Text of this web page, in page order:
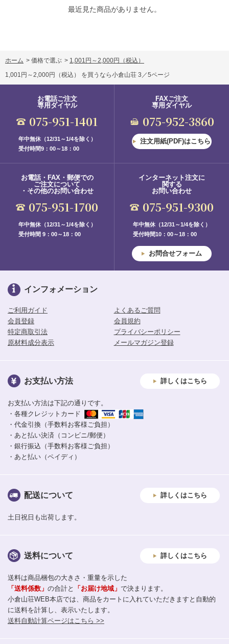
最近見た商品がありません。
ホーム > 価格で選ぶ > 1,001円～2,000円（税込）
1,001円～2,000円（税込） を買うなら小倉山荘 3／5ページ
お電話ご注文
専用ダイヤル
075-951-1401
年中無休（12/31～1/4を除く）
受付時間9：00～18：00
FAXご注文
専用ダイヤル
075-952-3860
注文用紙(PDF)はこちら
お電話・FAX・郵便での
ご注文について
・その他のお問い合わせ
075-951-1700
年中無休（12/31～1/4を除く）
受付時間 9：00～18：00
インターネット注文に
関する
お問い合わせ
075-951-9300
年中無休（12/31～1/4を除く）
受付時間10：00～18：00
お問合せフォーム
インフォメーション
ご利用ガイド
よくあるご質問
会員登録
会員規約
特定商取引法
プライバシーポリシー
原材料成分表示
メールマガジン登録
お支払い方法 詳しくはこちら
お支払い方法は下記の通りです。
・各種クレジットカード
・代金引換（手数料お客様ご負担）
・あと払い決済（コンビニ/郵便）
・銀行振込（手数料お客様ご負担）
・あと払い（ペイディ）
配送について 詳しくはこちら
土日祝日も出荷します。
送料について 詳しくはこちら
送料は商品梱包の大きさ・重量を示した
「送料係数」 の合計と 「お届け地域」 で決まります。
小倉山荘WEB本店では、商品をカートに入れていただきますと自動的
に送料を計算し、表示いたします。
送料自動計算ページはこちら >>